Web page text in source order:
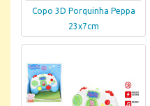
Copo 3D Porquinha Peppa
23x7cm